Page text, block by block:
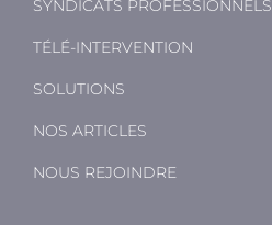
SYNDICATS PROFESSIONNELS
TÉLÉ-INTERVENTION
SOLUTIONS
NOS ARTICLES
NOUS REJOINDRE